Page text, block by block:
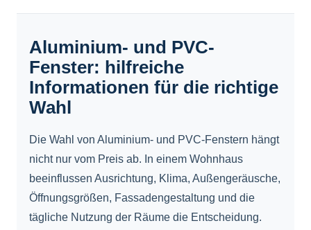
Aluminium- und PVC-
Fenster: hilfreiche
Informationen für die richtige
Wahl
Die Wahl von Aluminium- und PVC-Fenstern hängt
nicht nur vom Preis ab. In einem Wohnhaus
beeinflussen Ausrichtung, Klima, Außengeräusche,
Öffnungsgrößen, Fassadengestaltung und die
tägliche Nutzung der Räume die Entscheidung.